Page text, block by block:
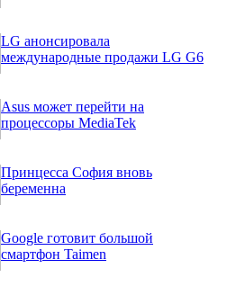
LG анонсировала
международные продажи LG G6
Asus может перейти на
процессоры MediaTek
Принцесса София вновь
беременна
Google готовит большой
смартфон Taimen